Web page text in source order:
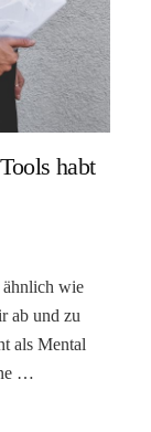
habt
wie
ab und zu
als Mental
…